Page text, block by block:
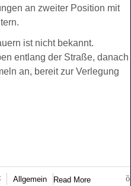
an zweiter Position mit
ist nicht bekannt.
entlang der Straße, danach
an, bereit zur Verlegung
Allgemein
Read More